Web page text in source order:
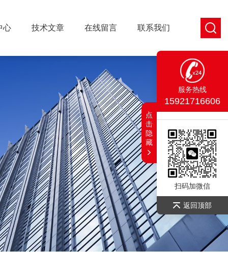
心 技术文章 在线留言 联系我们
服务热线
15921716606
扫码加微信
返回顶部
点
击
隐
藏